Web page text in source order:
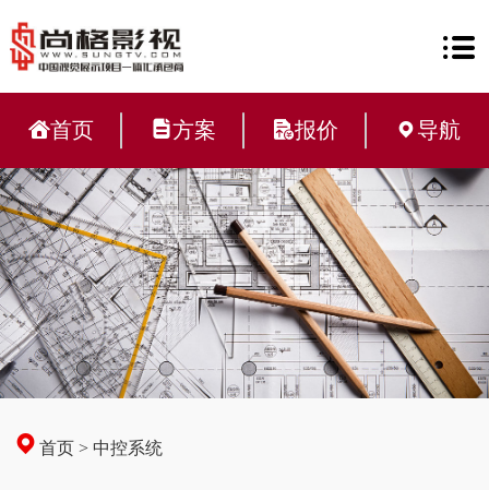
首页 方案 报价 导航
首页 > 中控系统